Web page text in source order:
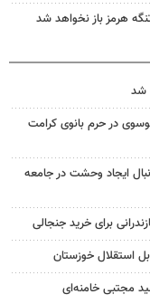
هرمز باز نخواهد شد
در حرم بانوی کرامت
ایجاد وحشت در جامعه
برای خرید جنجالی
استقلال خوزستان
مجتبی خامنه‌ای